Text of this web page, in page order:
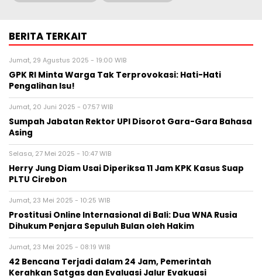
BERITA TERKAIT
Jumat, 29 Agustus 2025 - 19:00 WIB
GPK RI Minta Warga Tak Terprovokasi: Hati-Hati
Pengalihan Isu!
Jumat, 20 Juni 2025 - 07:57 WIB
Sumpah Jabatan Rektor UPI Disorot Gara-Gara Bahasa
Asing
Selasa, 27 Mei 2025 - 10:47 WIB
Herry Jung Diam Usai Diperiksa 11 Jam KPK Kasus Suap
PLTU Cirebon
Jumat, 23 Mei 2025 - 10:25 WIB
Prostitusi Online Internasional di Bali: Dua WNA Rusia
Dihukum Penjara Sepuluh Bulan oleh Hakim
Jumat, 23 Mei 2025 - 08:19 WIB
42 Bencana Terjadi dalam 24 Jam, Pemerintah
Kerahkan Satgas dan Evaluasi Jalur Evakuasi